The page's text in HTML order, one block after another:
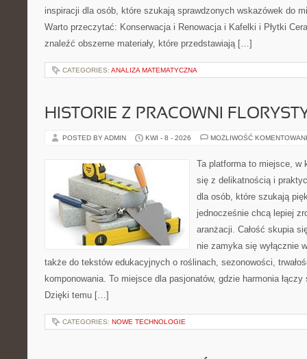
inspiracji dla osób, które szukają sprawdzonych wskazówek do
Warto przeczytać: Konserwacja i Renowacja i Kafelki i Płytki
znaleźć obszerne materiały, które przedstawiają […]
CATEGORIES: ANALIZA MATEMATYCZNA
HISTORIE Z PRACOWNI
POSTED BY ADMIN KWI - 8 - 2026 MOŻLIWOŚĆ
Ta platforma to miejsce, w
się z delikatnością i
dla osób, które szukają
jednocześnie chcą lepiej
aranżacji. Całość skupia
nie zamyka się wyłącznie
także do tekstów edukacyjnych o roślinach, sezonowości,
komponowania. To miejsce dla pasjonatów, gdzie harmonia
Dzięki temu […]
CATEGORIES: NOWE TECHNOLOGIE